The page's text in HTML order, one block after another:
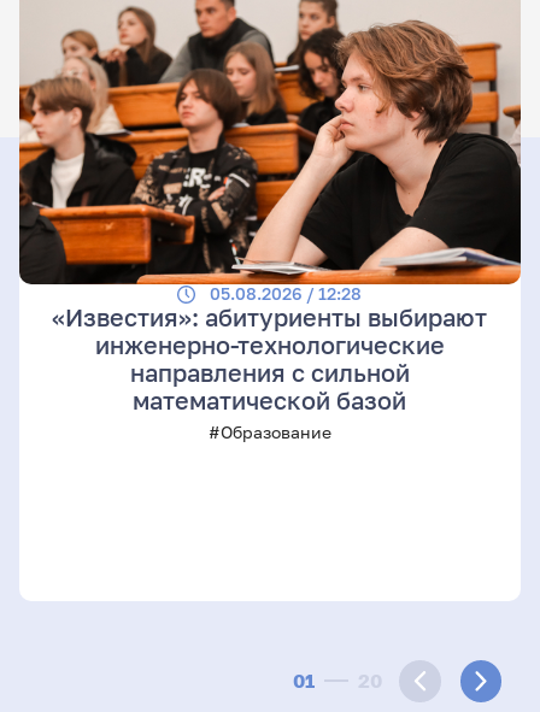
01 20
05.08.2026 / 12:28
«Известия»: абитуриенты выбирают
инженерно-технологические
направления с сильной
математической базой
#Образование